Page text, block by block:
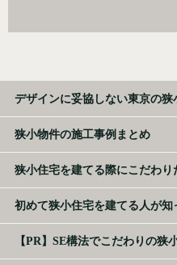
デザインに妥協しない東京の狭
狭小物件の施工事例まとめ
狭小住宅を建てる際にこだわり
初めて狭小住宅を建てる人が知
【PR】SE構法でこだわりの狭